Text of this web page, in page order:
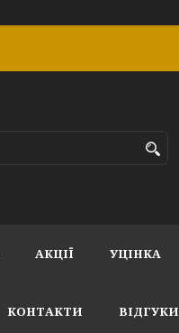
АКЦІЇ УЦІНКА
КОНТАКТИ ВІДГУКИ